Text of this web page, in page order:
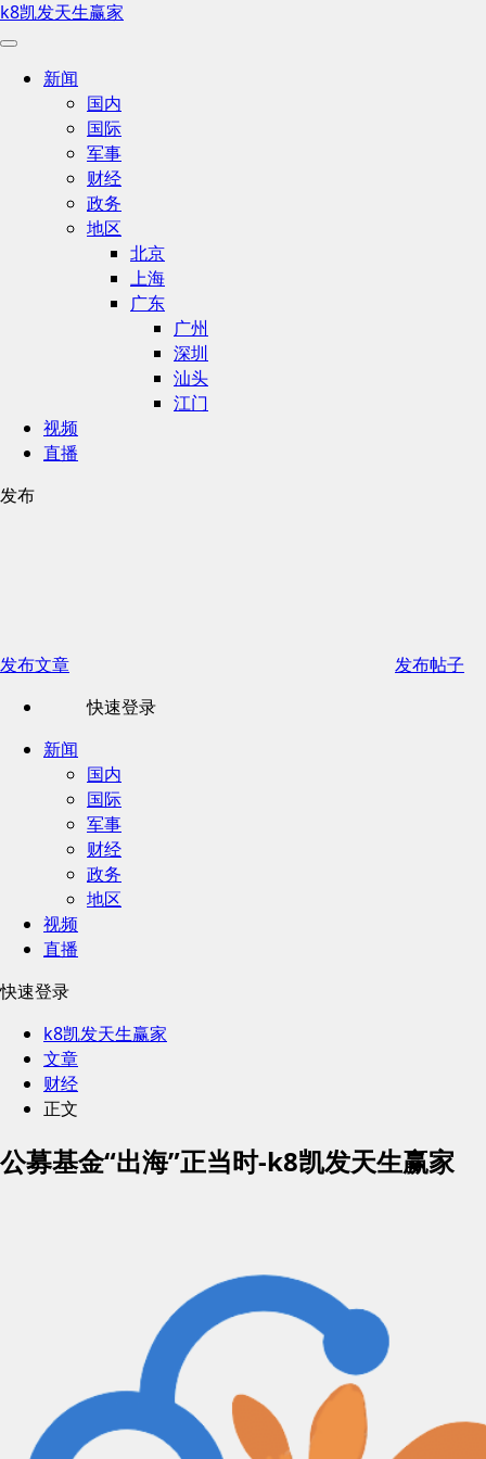
k8凯发天生赢家
新闻
国内
国际
军事
财经
政务
地区
北京
上海
广东
广州
深圳
汕头
江门
视频
直播
发布
发布文章
发布帖子
快速登录
新闻
国内
国际
军事
财经
政务
地区
视频
直播
快速登录
k8凯发天生赢家
文章
财经
正文
公募基金“出海”正当时-k8凯发天生赢家